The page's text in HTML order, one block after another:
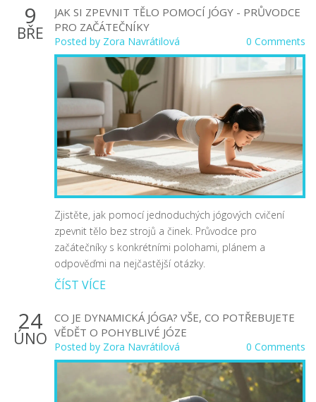
9
BŘE
JAK SI ZPEVNIT TĚLO POMOCÍ JÓGY - PRŮVODCE
PRO ZAČÁTEČNÍKY
Posted by Zora Navrátilová 0 Comments
Zjistěte, jak pomocí jednoduchých jógových cvičení
zpevnit tělo bez strojů a činek. Průvodce pro
začátečníky s konkrétními polohami, plánem a
odpověďmi na nejčastější otázky.
ČÍST VÍCE
24
ÚNO
CO JE DYNAMICKÁ JÓGA? VŠE, CO POTŘEBUJETE
VĚDĚT O POHYBLIVÉ JÓZE
Posted by Zora Navrátilová 0 Comments